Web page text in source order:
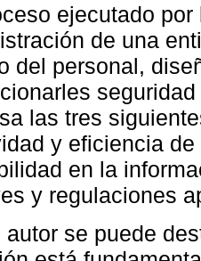
ejecutado
de una
del personal,
las tres
y eficiencia
en la
y regulaciones
autor se puede